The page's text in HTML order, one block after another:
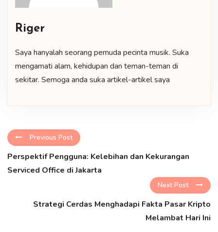
Riger
Saya hanyalah seorang pemuda pecinta musik. Suka
mengamati alam, kehidupan dan teman-teman di
sekitar. Semoga anda suka artikel-artikel saya
Previous Post
Perspektif Pengguna: Kelebihan dan Kekurangan
Serviced Office di Jakarta
Next Post
Strategi Cerdas Menghadapi Fakta Pasar Kripto
Melambat Hari Ini